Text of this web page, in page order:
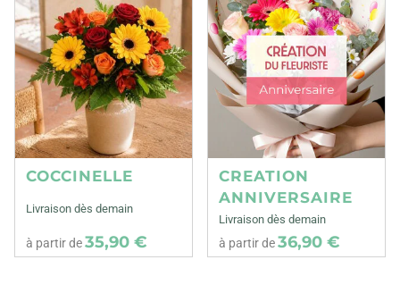
COCCINELLE
Livraison dès demain
à partir de35,90 €
CREATION
ANNIVERSAIRE
Livraison dès demain
à partir de36,90 €